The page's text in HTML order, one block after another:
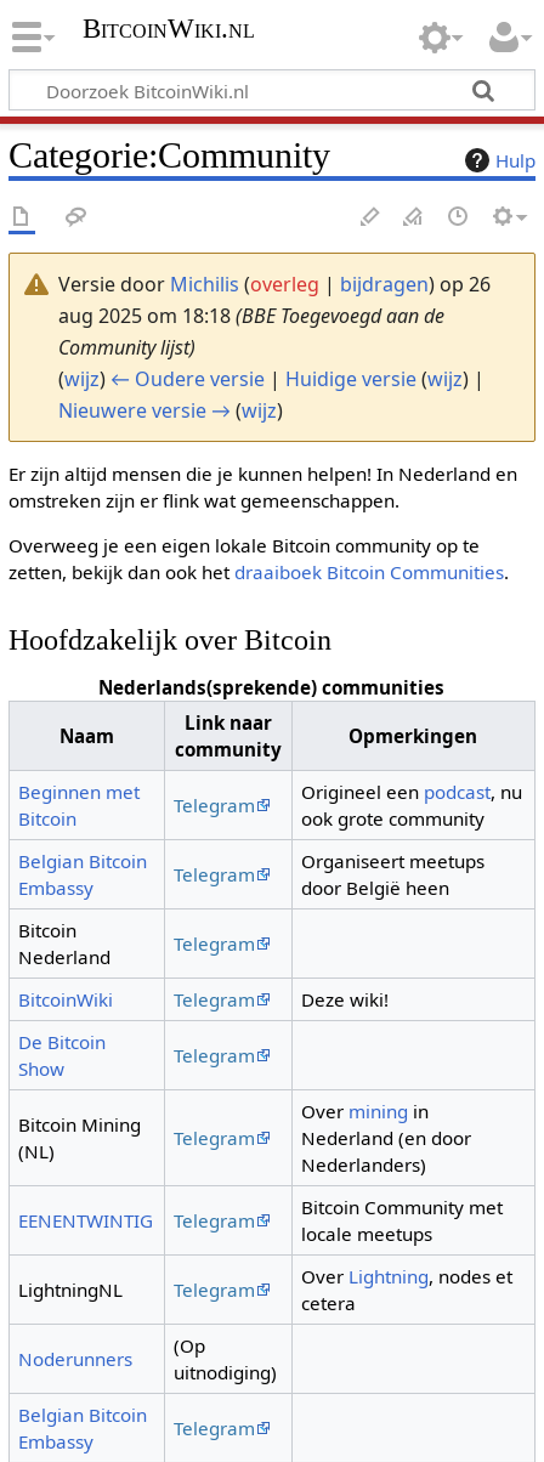
BitcoinWiki.nl
Hulp
Categorie:Community
Versie door Michilis (overleg | bijdragen)op 26
aug 2025 om 18:18(BBE Toegevoegd aan de
Community lijst)
(wijz) ← Oudere versie| Huidige versie(wijz) |
Nieuwere versie → (wijz)
Er zijn altijd mensen die je kunnen helpen! In Nederland en
omstreken zijn er flink wat gemeenschappen.
Overweeg je een eigen lokale Bitcoin community op te
zetten, bekijk dan ook het draaiboek Bitcoin Communities.
Hoofdzakelijk over Bitcoin
Nederlands(sprekende) communities
Naam
Link naar
community
Opmerkingen
Beginnen met
Bitcoin
Telegram
Origineel een podcast, nu
ook grote community
Belgian Bitcoin
Embassy
Telegram
Organiseert meetups
door België heen
Bitcoin
Nederland
Telegram
BitcoinWiki Telegram
Deze wiki!
De Bitcoin
Show
Telegram
Bitcoin Mining
(NL)
Telegram
Over mining in
Nederland (en door
Nederlanders)
EENENTWINTIG Telegram
Bitcoin Community met
locale meetups
LightningNL Telegram
Over Lightning, nodes et
cetera
Noderunners
(Op
uitnodiging)
Belgian Bitcoin
Embassy
Telegram